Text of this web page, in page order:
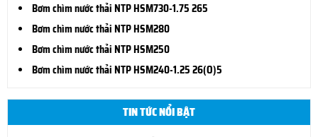
Bơm chìm nước thải NTP HSM730-1.75 265
Bơm chìm nước thải NTP HSM280
Bơm chìm nước thải NTP HSM250
Bơm chìm nước thải NTP HSM240-1.25 26(O)5
TIN TỨC NỔI BẬT